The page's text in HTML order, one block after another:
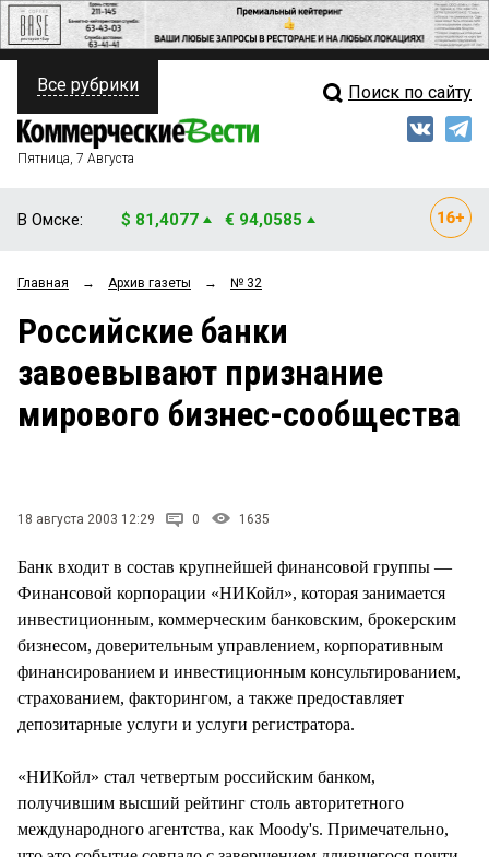
ПОЛИТИКА
ФИНАНСЫ
ОБЩЕСТВО
ЗАКОН
Свежий выпуск
Блоги
Архив
Все рубрики Поиск по сайту
Пятница, 7 Августа
В Омске: $ 81,4077 € 94,0585
Главная → Архив газеты → № 32
Российские банки
завоевывают признание
мирового бизнес-сообщества
18 августа 2003 12:29 0 1635
Банк входит в состав крупнейшей финансовой группы —
Финансовой корпорации «НИКойл», которая занимается
инвестиционным, коммерческим банковским, брокерским
бизнесом, доверительным управлением, корпоративным
финансированием и инвестиционным консультированием,
страхованием, факторингом, а также предоставляет
депозитарные услуги и услуги регистратора.
«НИКойл» стал четвертым российским банком,
получившим высший рейтинг столь авторитетного
международного агентства, как Moody's. Примечательно,